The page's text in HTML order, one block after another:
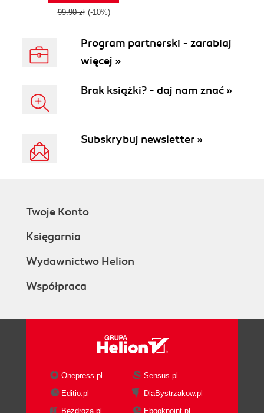
99.90 zł (-10%)
Program partnerski - zarabiaj
więcej »
Brak książki? - daj nam znać »
Subskrybuj newsletter »
Twoje Konto
Księgarnia
Wydawnictwo Helion
Współpraca
Onepress.pl
Sensus.pl
Editio.pl
DlaBystrzakow.pl
Bezdroza.pl
Ebookpoint.pl